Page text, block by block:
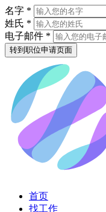
名字 *
姓氏 *
电子邮件 *
转到职位申请页面
首页
找工作